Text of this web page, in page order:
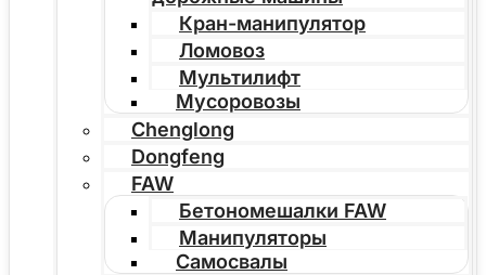
Кран-манипулятор
Ломовоз
Мультилифт
Мусоровозы
Chenglong
Dongfeng
FAW
Бетономешалки FAW
Манипуляторы
Самосвалы